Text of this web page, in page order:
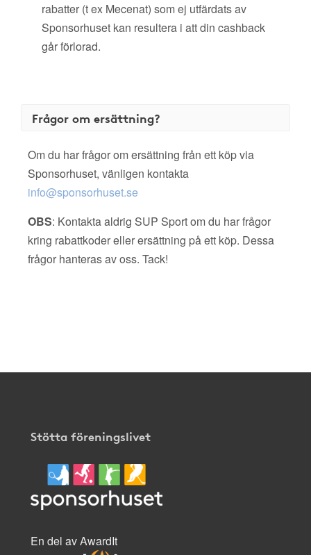
rabatter (t ex Mecenat) som ej utfärdats av
Sponsorhuset kan resultera i att din cashback
går förlorad.
Frågor om ersättning?
Om du har frågor om ersättning från ett köp via
Sponsorhuset, vänligen kontakta
info@sponsorhuset.se
OBS: Kontakta aldrig SUP Sport om du har frågor
kring rabattkoder eller ersättning på ett köp. Dessa
frågor hanteras av oss. Tack!
Stötta föreningslivet
En del av AwardIt